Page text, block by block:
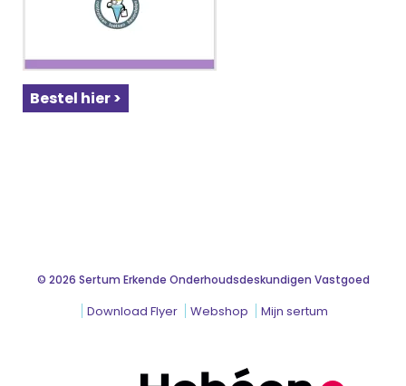
Bestel hier >
© 2026 Sertum Erkende Onderhoudsdeskundigen Vastgoed
Download Flyer Webshop Mijn sertum